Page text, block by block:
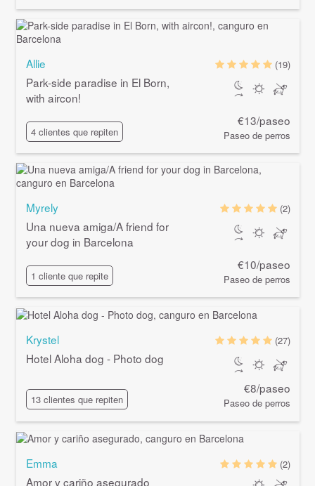
Allie
Park-side paradise in El Born,
with aircon!
4 clientes que repiten
(19)
€13/paseo
Paseo de perros
Myrely
Una nueva amiga/A friend for
your dog in Barcelona
1 cliente que repite
(2)
€10/paseo
Paseo de perros
Krystel
Hotel Aloha dog - Photo dog
13 clientes que repiten
(27)
€8/paseo
Paseo de perros
Emma
Amor y cariño asegurado
(2)